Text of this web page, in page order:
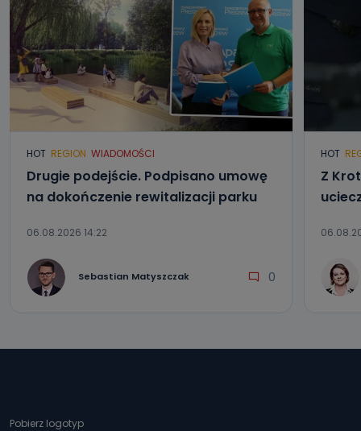
HOT REGION WIADOMOŚCI
Drugie podejście. Podpisano umowę
na dokończenie rewitalizacji parku
06.08.2026 14:22
Sebastian Matyszczak 0
HOT
Z
Pobierz logotyp